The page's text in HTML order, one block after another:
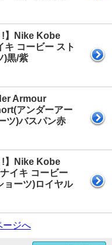
!】Nike Kobe
コービー スト
)黒/紫
Armour
アンダーアー
ツ)バスパン赤
!】Nike Kobe
イキ コービー
ョーツ)ロイヤル
ージへ